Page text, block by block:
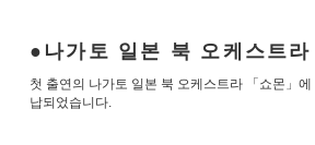
나가토 일본 북 오케스트
첫 출연의 나가토 일본 북 오케스트라 「쇼몬」
납되었습니다.